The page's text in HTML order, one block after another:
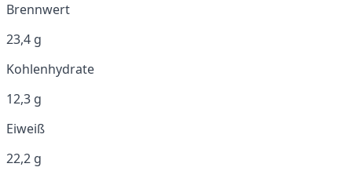
Brennwert
23,4 g
Kohlenhydrate
12,3 g
Eiweiß
22,2 g